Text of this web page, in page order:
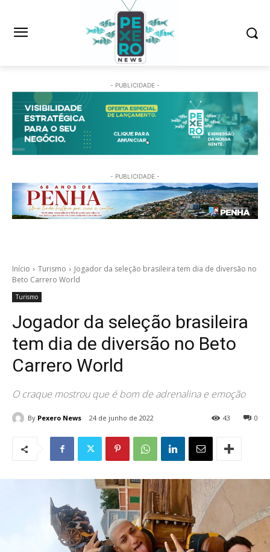
- PUBLICIDADE -
- PUBLICIDADE -
Início Turismo
Jogador da seleção brasileira tem dia de diversão no
Beto Carrero World
Turismo
Jogador da seleção brasileira
tem dia de diversão no Beto
Carrero World
O craque mostrou que é bom de adrenalina e emoção
By Pexero News 24 de junho de 2022 0
43